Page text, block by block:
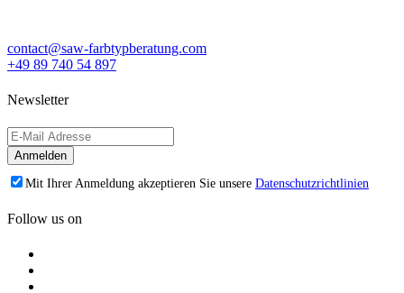
contact@saw-farbtypberatung.com
+49 89 740 54 897
Newsletter
Mit Ihrer Anmeldung akzeptieren Sie unsere Datenschutzrichtlinien
Follow us on